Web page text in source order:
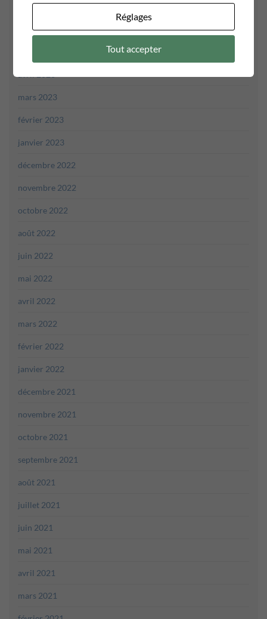
juillet 2023
juin 2023
mars 2023
février 2023
janvier 2023
décembre 2022
novembre 2022
octobre 2022
août 2022
juin 2022
mai 2022
avril 2022
mars 2022
février 2022
janvier 2022
décembre 2021
novembre 2021
octobre 2021
septembre 2021
août 2021
juillet 2021
juin 2021
mai 2021
avril 2021
mars 2021
Réglages
Tout accepter